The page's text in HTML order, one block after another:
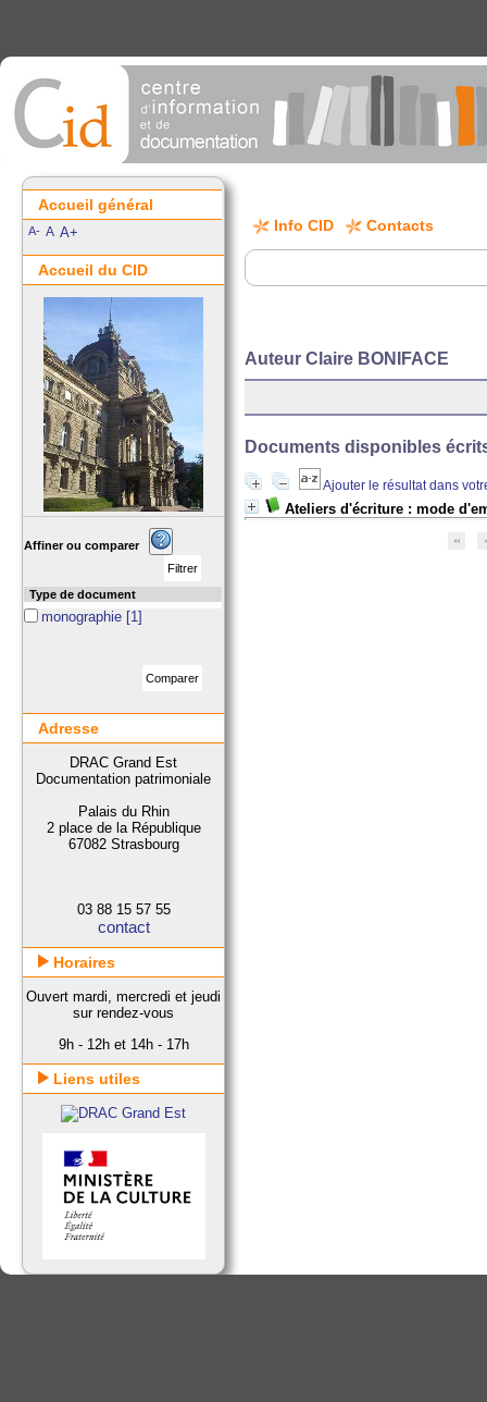
Info CID Contacts
Auteur Claire BONIFACE
Documents disponibles
Ajouter le résultat dans
Ateliers d'écriture : mode
Accueil général
A- A A+
Accueil du CID
Affiner ou comparer
Type de document
monographie [1]
Adresse
DRAC Grand Est
Documentation patrimoniale
Palais du Rhin
2 place de la République
67082 Strasbourg
03 88 15 57 55
contact
Horaires
Ouvert mardi, mercredi et jeudi
sur rendez-vous
9h - 12h et 14h - 17h
Liens utiles